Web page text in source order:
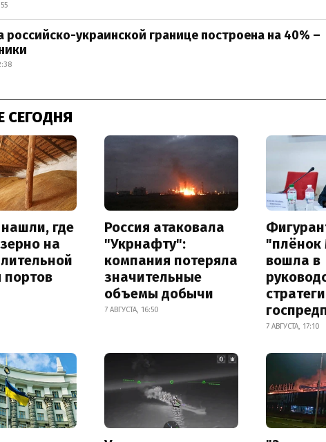
российско-украинской границе построена на 40% –
СЕГОДНЯ
где
на
Россия атаковала
"Укрнафту":
компания потеряла
значительные
объемы добычи
7 АВГУСТА, 16:50
вошла в
7 АВГУСТА, 17:10